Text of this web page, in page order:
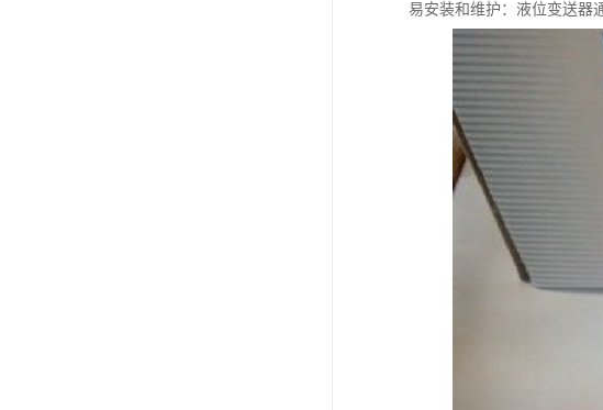
易安装和维护：液位变送器